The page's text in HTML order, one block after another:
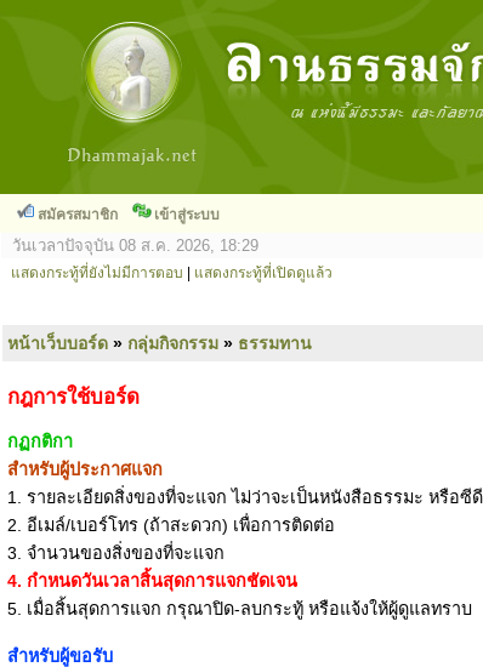
สมัครสมาชิก เข้าสู่ระบบ
วันเวลาปัจจุบัน 08 ส.ค. 2026, 18:29
แสดงกระทู้ที่ยังไม่มีการตอบ แสดงกระทู้ที่เปิดดูแล้ว
หน้าเว็บบอร์ด » กลุ่มกิจกรรม » ธรรมทาน
กฎการใช้บอร์ด
กฏกติกา
สำหรับผู้ประกาศแจก
1. รายละเอียดสิ่งของที่จะแจก ไม่ว่าจะเป็นหนังสือธรรมะ หรือซีดี
2. อีเมล์/เบอร์โทร (ถ้าสะดวก) เพื่อการติดต่อ
3. จำนวนของสิ่งของที่จะแจก
4. กำหนดวันเวลาสิ้นสุดการแจกชัดเจน
5. เมื่อสิ้นสุดการแจก กรุณาปิด-ลบกระทู้ หรือแจ้งให้ผู้ดูแลทราบ
สำหรับผู้ขอรับ